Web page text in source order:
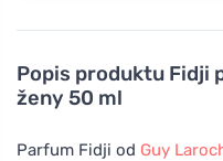
Popis produktu Fidji
ženy 50 ml
Parfum Fidji od Guy